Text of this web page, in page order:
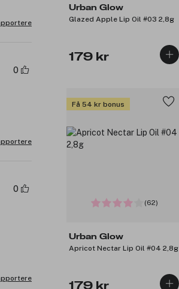
Urban Glow
Glazed Apple Lip Oil #03 2,8g
179 kr
Få 54 kr bonus
(62)
Urban Glow
Apricot Nectar Lip Oil #04 2,8g
179 kr
0
0